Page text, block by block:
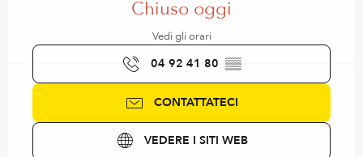
Chiuso oggi
Vedi gli orari
04 92 41 80 ▒▒
CONTATTATECI
VEDERE I SITI WEB